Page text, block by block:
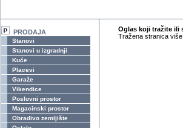
PRODAJA
Stanovi
Stanovi u izgradnji
Kuće
Placevi
Garaže
Vikendice
Poslovni prostor
Magacinski prostor
Obradivo zemljište
Oglas koji tražite ili
Tražena stranica